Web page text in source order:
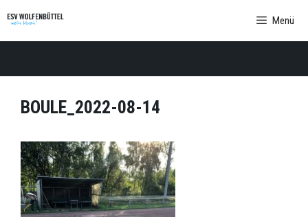
Inhalt
springen
Menü
BOULE_2022-08-14